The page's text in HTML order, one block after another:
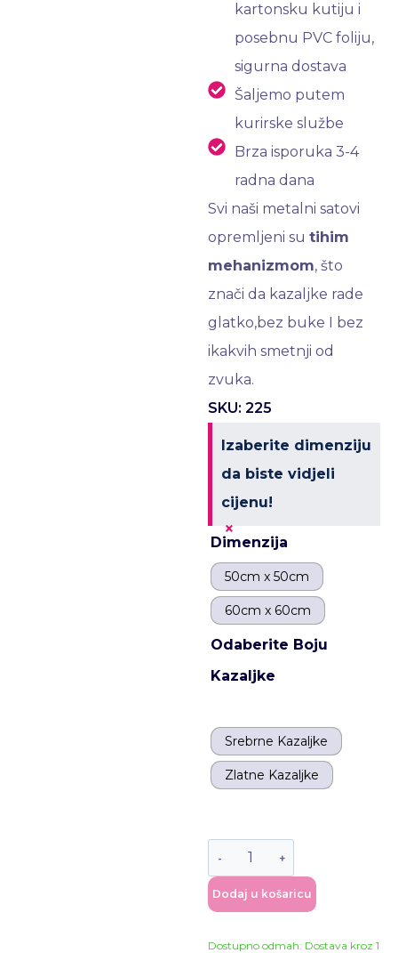
kartonsku kutiju i
posebnu PVC foliju,
sigurna dostava
Šaljemo putem
kurirske službe
Brza isporuka 3-4
radna dana
Svi naši metalni satovi
opremljeni su tihim
mehanizmom, što
znači da kazaljke rade
glatko,bez buke I bez
ikakvih smetnji od
zvuka.
SKU: 225
Izaberite dimenziju
da biste vidjeli
cijenu!
×
Dimenzija
50cm x 50cm
60cm x 60cm
Odaberite Boju
Kazaljke
Srebrne Kazaljke
Zlatne Kazaljke
Dodaj u košaricu
Dostupno odmah: Dostava kroz 1